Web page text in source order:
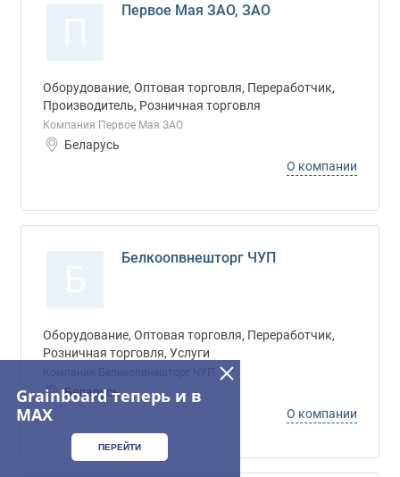
Первое Мая ЗАО, ЗАО
Оборудование, Оптовая торговля, Переработчик,
Производитель, Розничная торговля
Компания Первое Мая ЗАО
Беларусь
О компании
Белкоопвнешторг ЧУП
Оборудование, Оптовая торговля, Переработчик,
Розничная торговля, Услуги
Беларусь
О компании
Grainboard теперь и в
MAX
ПЕРЕЙТИ